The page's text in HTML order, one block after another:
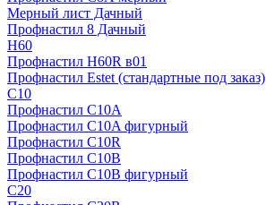
Мерный лист Дачный
Профнастил 8 Дачный
Н60
Профнастил H60R в01
Профнастил Estet (стандартные под заказ)
C10
Профнастил С10A
Профнастил С10A фигурный
Профнастил С10R
Профнастил С10В
Профнастил С10В фигурный
C20